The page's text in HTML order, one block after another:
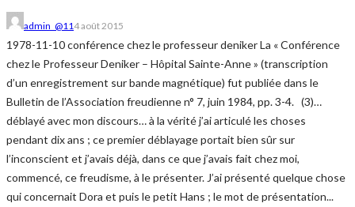
admin_@114 août 2015
1978-11-10 conférence chez le professeur deniker La « Conférence
chez le Professeur Deniker – Hôpital Sainte-Anne » (transcription
d’un enregistrement sur bande magnétique) fut publiée dans le
Bulletin de l’Association freudienne n° 7, juin 1984, pp. 3-4. (3)…
déblayé avec mon discours… à la vérité j’ai articulé les choses
pendant dix ans ; ce premier déblayage portait bien sûr sur
l’inconscient et j’avais déjà, dans ce que j’avais fait chez moi,
commencé, ce freudisme, à le présenter. J’ai présenté quelque chose
qui concernait Dora et puis le petit Hans ; le mot de présentation...